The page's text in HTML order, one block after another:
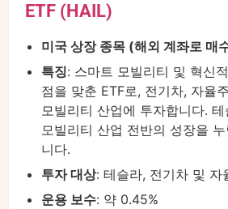
ETF (HAIL)
미국 상장 종목 (해외 계좌로 매
특징: 스마트 모빌리티 및 혁신
점을 맞춘 ETF로, 전기차, 자율
모빌리티 산업에 투자합니다.
모빌리티 산업 전반의 성장을
니다.
투자 대상: 테슬라, 전기차 및 자
운용 보수: 약 0.45%